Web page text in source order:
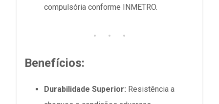
compulsória conforme INMETRO.
Benefícios:
Durabilidade Superior: Resistência a